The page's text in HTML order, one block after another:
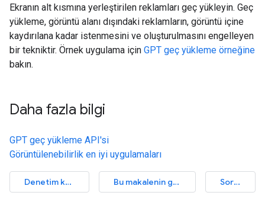
Ekranın alt kısmına yerleştirilen reklamları geç yükleyin. Geç
yükleme, görüntü alanı dışındaki reklamların, görüntü içine
kaydırılana kadar istenmesini ve oluşturulmasını engelleyen
bir tekniktir. Örnek uygulama için GPT geç yükleme örneğine
bakın.
Daha fazla bilgi
GPT geç yükleme API'si
Görüntülenebilirlik en iyi uygulamaları
Denetim kaynağını görüntüleyin Bu makalenin geliştirilmesine yardımcı olun Sorun bildirin